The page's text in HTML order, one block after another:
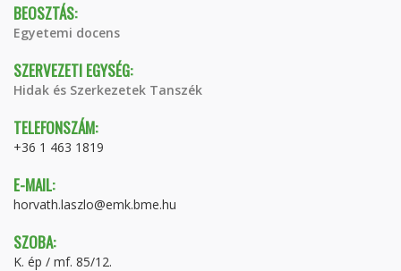
BEOSZTÁS:
Egyetemi docens
SZERVEZETI EGYSÉG:
Hidak és Szerkezetek Tanszék
TELEFONSZÁM:
+36 1 463 1819
E-MAIL:
horvath.laszlo@emk.bme.hu
SZOBA:
K. ép / mf. 85/12.